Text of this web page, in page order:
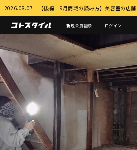
新規会員登録 ログイン